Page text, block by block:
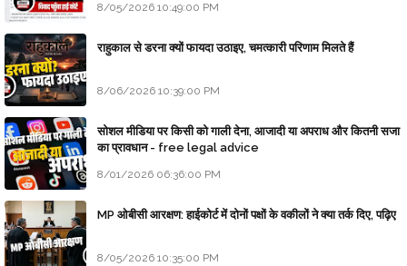
8/05/2026 10:49:00 PM
राहुकाल से डरना क्यों फायदा उठाइए, चमत्कारी परिणाम मिलते हैं
8/06/2026 10:39:00 PM
सोशल मीडिया पर किसी को गाली देना, आजादी या अपराध और कितनी सजा
का प्रावधान - free legal advice
8/01/2026 06:36:00 PM
MP ओबीसी आरक्षण: हाईकोर्ट में दोनों पक्षों के वकीलों ने क्या तर्क दिए, पढ़िए
8/05/2026 10:35:00 PM